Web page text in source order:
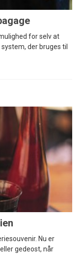
for selv at
der bruges til
Nu er
gedeost, når